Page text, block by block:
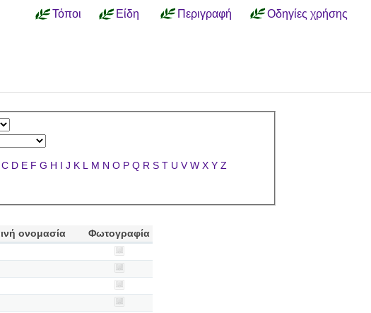
Τόποι Είδη Περιγραφή Οδηγίες χρήσης
C D E F G H I J K L M N O P Q R S T U V W X Y Z
ονομασία
Φωτογραφία